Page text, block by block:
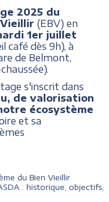
2025 du
Vieillir(EBV) en
1er juillet
café dès 9h), à
de Belmont,
s'inscrit dans
de valorisation
écosystème
et sa
du Bien Vieillir
: historique, objectifs,